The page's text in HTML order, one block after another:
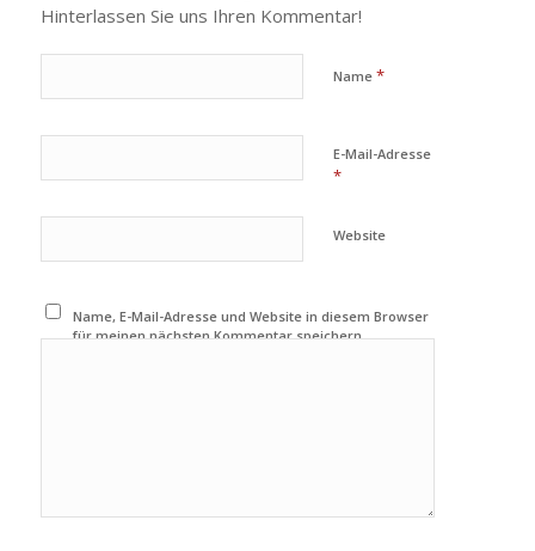
Hinterlassen Sie uns Ihren Kommentar!
Name *
E-Mail-Adresse
*
Website
Name, E-Mail-Adresse und Website in diesem Browser
für meinen nächsten Kommentar speichern.